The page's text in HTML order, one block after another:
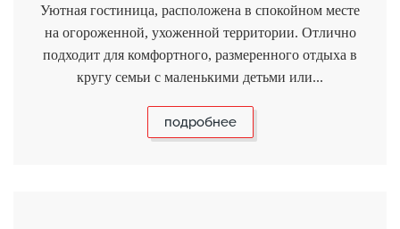
Уютная гостиница, расположена в спокойном месте
на огороженной, ухоженной территории. Отлично
подходит для комфортного, размеренного отдыха в
кругу семьи с маленькими детьми или...
подробнее